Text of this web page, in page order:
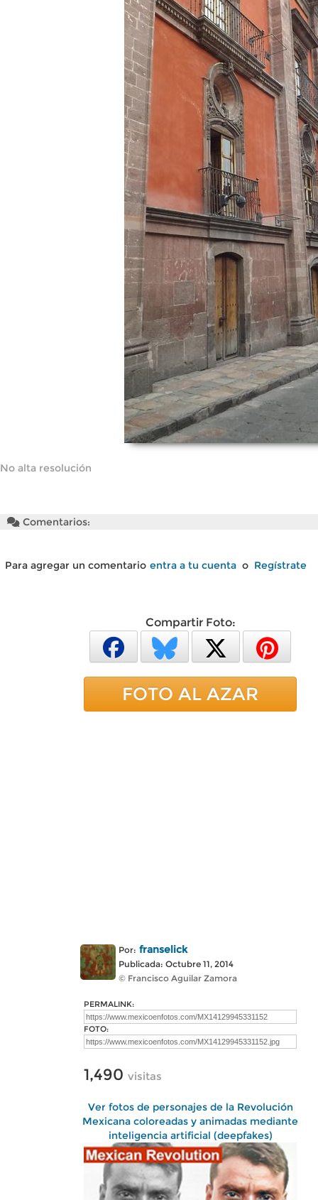
No alta resolución
Comentarios:
Para agregar un comentario entra a tu cuenta o Regístrate
Compartir Foto:
FOTO AL AZAR
Por: franselick
Publicada: Octubre 11, 2014
© Francisco Aguilar Zamora
PERMALINK:
FOTO:
1,490 visitas
Ver fotos de personajes de la Revolución
Mexicana coloreadas y animadas mediante
inteligencia artificial (deepfakes)